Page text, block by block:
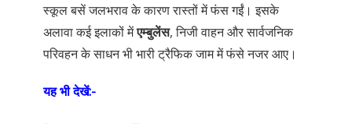
स्कूल बसें जलभराव के कारण रास्तों में फंस गईं। इसके
अलावा कई इलाकों मेंएम्बुलेंस, निजी वाहन और सार्वजनिक
परिवहन के साधन भी भारी ट्रैफिक जाम में फंसे नजर आए।
यह भी देखें:-